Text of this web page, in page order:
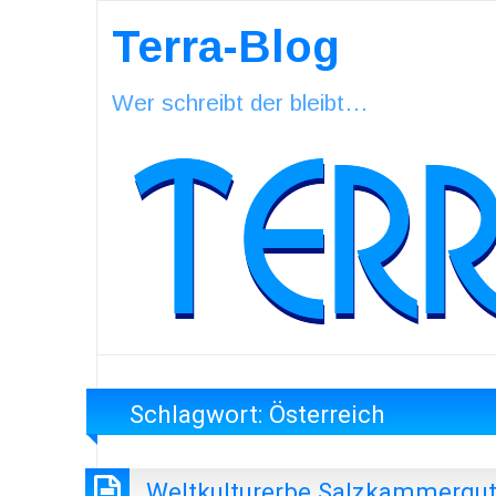
Terra-Blog
Wer schreibt der bleibt…
Schlagwort: Österreich